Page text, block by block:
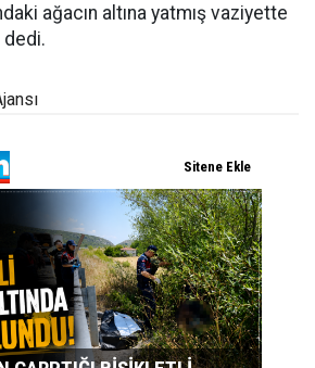
ağacın altına yatmış vaziyette